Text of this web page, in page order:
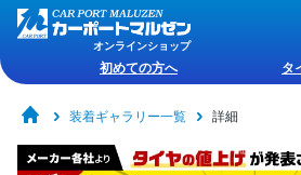
オンラインショップ
初めての方へ タ
装着ギャラリー一覧 詳細